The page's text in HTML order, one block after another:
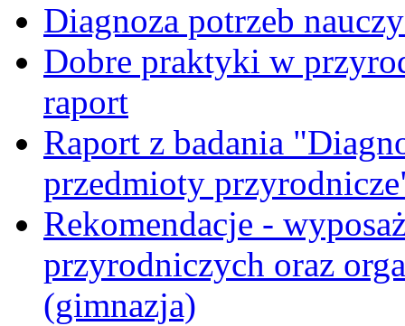
Diagnoza potrzeb
Dobre praktyki w
raport
Raport z badania
przedmioty
Rekomendacje -
przyrodniczych oraz
(gimnazja)